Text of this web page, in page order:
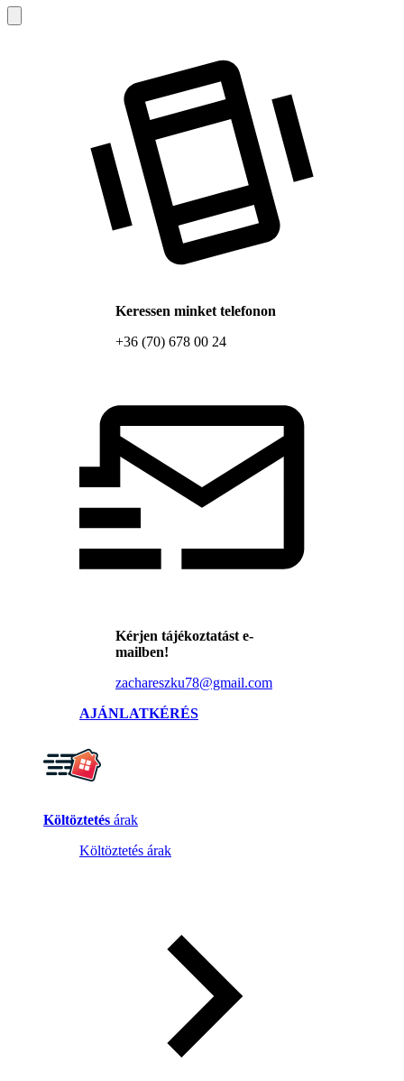
Keressen minket telefonon
+36 (70) 678 00 24
Kérjen tájékoztatást e-
mailben!
zachareszku78@gmail.com
AJÁNLATKÉRÉS
Költöztetés árak
Költöztetés árak